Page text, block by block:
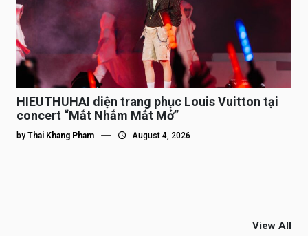
HIEUTHUHAI diện trang phục Louis Vuitton tại
concert “Mắt Nhắm Mắt Mở”
by Thai Khang Pham August 4, 2026
View All